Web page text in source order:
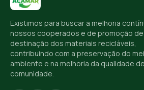
Existimos para buscar a melhoria
nossos cooperados e de promoção
destinação dos materiais recicláveis,
contribuindo com a preservação do
ambiente e na melhoria da qualidade
comunidade.